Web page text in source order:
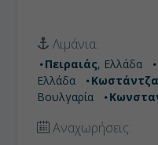
Λιμάνια:
Πειραιάς, Ελλάδα
Ελλάδα
Κωστάντζα
Βουλγαρία
Αναχωρήσεις: